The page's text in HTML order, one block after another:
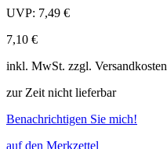
UVP: 7,49 €
7,10 €
inkl. MwSt. zzgl. Versandkosten
zur Zeit nicht lieferbar
Benachrichtigen Sie mich!
auf den Merkzettel